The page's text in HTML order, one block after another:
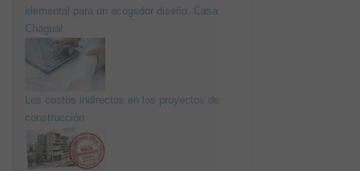
elemental para un acogedor diseño. Casa
Chagual.
Los costos indirectos en los proyectos de
construcción